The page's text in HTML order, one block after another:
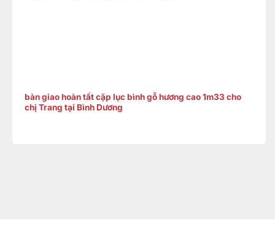
bàn giao hoàn tất cặp lục bình gỗ hương cao 1m33 cho
chị Trang tại Bình Dương